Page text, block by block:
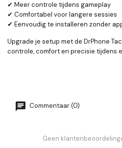
✔ Meer controle tijdens gameplay
✔ Comfortabel voor langere sessies
✔ Eenvoudig te installeren zonder
Upgrade je setup met de DrPhone
controle, comfort en precisie tijdens
Commentaar (0)
Geen